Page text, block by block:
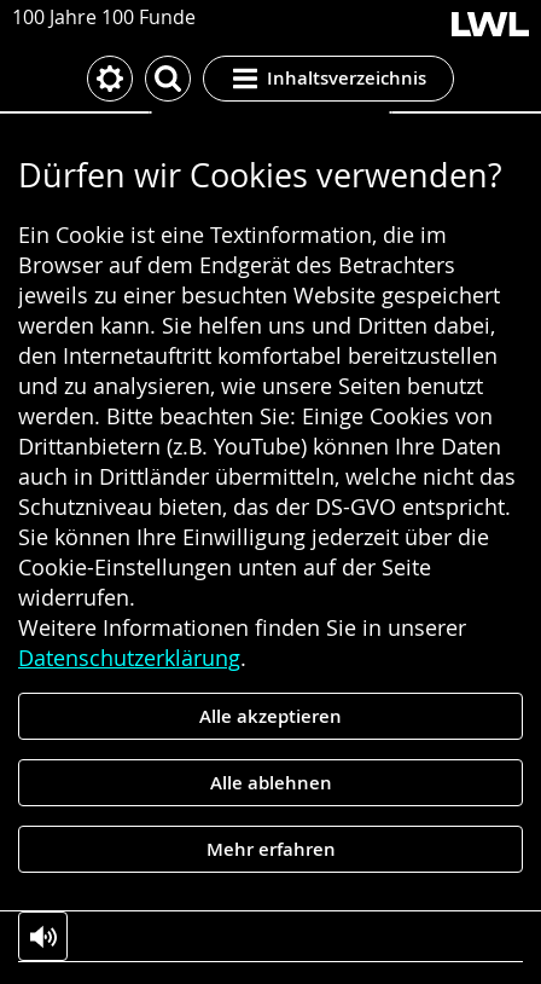
100 Jahre 100 Funde
Inhaltsverzeichnis
Cookie-Einstellungen
Dürfen wir Cookies verwenden?
Ein Cookie ist eine Textinformation, die im
Browser auf dem Endgerät des Betrachters
jeweils zu einer besuchten Website gespeichert
werden kann. Sie helfen uns und Dritten dabei,
den Internetauftritt komfortabel bereitzustellen
und zu analysieren, wie unsere Seiten benutzt
werden. Bitte beachten Sie: Einige Cookies von
Drittanbietern (z.B. YouTube) können Ihre Daten
auch in Drittländer übermitteln, welche nicht das
Schutzniveau bieten, das der DS-GVO entspricht.
Sie können Ihre Einwilligung jederzeit über die
Cookie-Einstellungen unten auf der Seite
widerrufen.
Weitere Informationen finden Sie in unserer
Datenschutzerklärung.
Alle akzeptieren
Alle ablehnen
Mehr erfahren